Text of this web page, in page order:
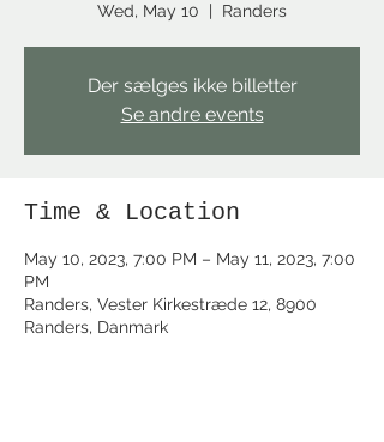
Wed, May 10
  |
Randers
Der sælges ikke billetter
Se andre events
Time & Location
May 10, 2023, 7:00 PM – May 11, 2023, 7:00
PM
Randers, Vester Kirkestræde 12, 8900
Randers, Danmark